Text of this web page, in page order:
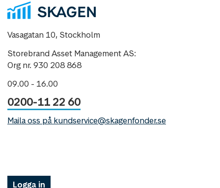
Vasagatan 10, Stockholm
Storebrand Asset Management AS:
Org nr. 930 208 868
09.00 - 16.00
0200-11 22 60
Maila oss på kundservice@skagenfonder.se
Logga in